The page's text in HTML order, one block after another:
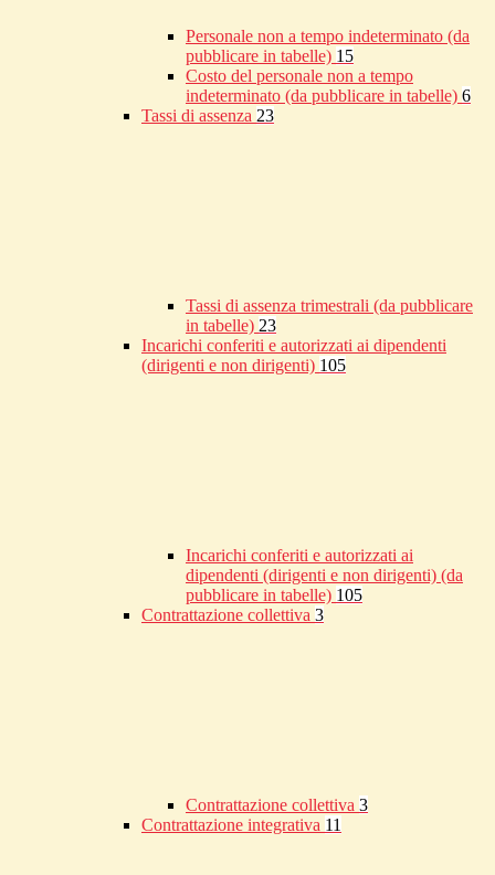
Personale non a tempo indeterminato (da
pubblicare in tabelle) 15
Costo del personale non a tempo
indeterminato (da pubblicare in tabelle) 6
Tassi di assenza 23
Tassi di assenza trimestrali (da pubblicare
in tabelle) 23
Incarichi conferiti e autorizzati ai dipendenti
(dirigenti e non dirigenti) 105
Incarichi conferiti e autorizzati ai
dipendenti (dirigenti e non dirigenti) (da
pubblicare in tabelle) 105
Contrattazione collettiva 3
Contrattazione collettiva 3
Contrattazione integrativa 11